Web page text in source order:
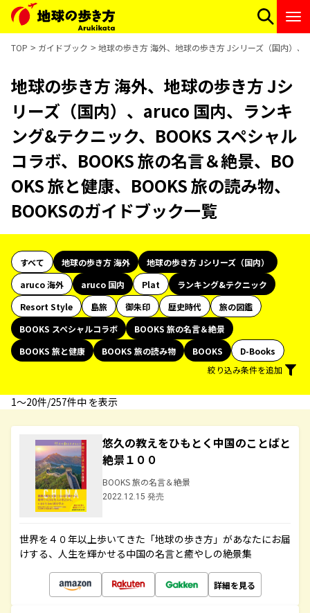
TOP ガイドブック 地球の歩き方 海外、地球の歩き方 Jシリーズ（国内）
地球の歩き方 海外、地球の歩き方 Jシ
リーズ（国内）、aruco 国内、ランキ
ング&テクニック、BOOKS スペシャル
コラボ、BOOKS 旅の名言＆絶景、BO
OKS 旅と健康、BOOKS 旅の読み物、
BOOKSのガイドブック一覧
すべて 地球の歩き方 海外
地球の歩き方 Jシリーズ（国内）
aruco 海外
aruco 国内 Plat
ランキング&テクニック
Resort Style
島旅 御朱印 歴史時代
旅の図鑑
BOOKS スペシャルコラボ
BOOKS 旅の名言＆絶景
BOOKS 旅と健康
BOOKS 旅の読み物 BOOKS
D-Books
絞り込み条件を追加
1〜20件/257件中 を表示
悠久の教えをひもとく中国のことばと
絶景１００
BOOKS 旅の名言＆絶景
2022.12.15 発売
世界を４０年以上歩いてきた「地球の歩き方」があなたにお届
けする、人生を輝かせる中国の名言と癒やしの絶景集
詳細を見る